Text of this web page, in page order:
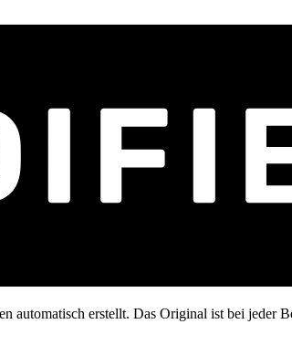
automatisch erstellt. Das Original ist bei jeder